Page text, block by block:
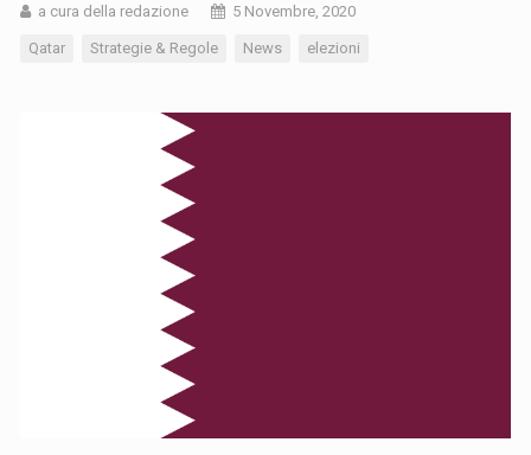
a cura della redazione 5 Novembre, 2020
Qatar Strategie & Regole News elezioni